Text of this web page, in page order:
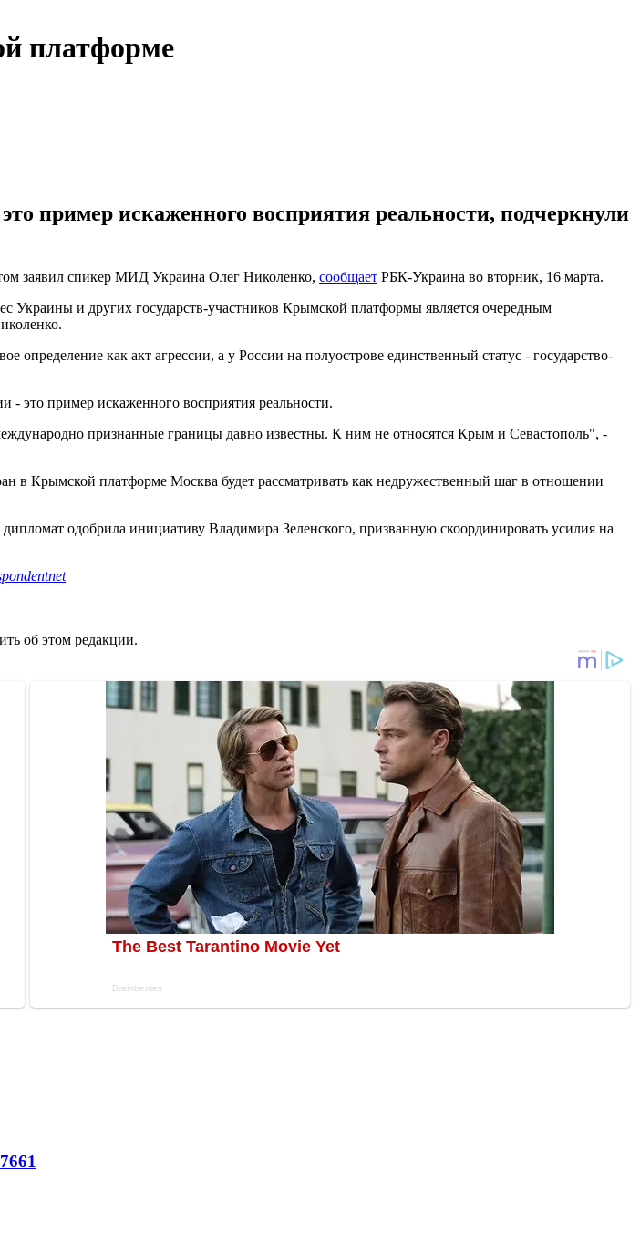
платформе
пример искаженного восприятия реальности, подчеркнули
заявил спикер МИД Украина Олег Николенко, сообщает РБК-Украина во вторник, 16 марта.
и других государств-участников Крымской платформы является очередным
как акт агрессии, а у России на полуострове единственный статус - государство-
- это пример искаженного восприятия реальности.
признанные границы давно известны. К ним не относятся Крым и Севастополь", -
в Крымской платформе Москва будет рассматривать как недружественный шаг в отношении
одобрила инициативу Владимира Зеленского, призванную скоординировать усилия на
об этом редакции.
7661